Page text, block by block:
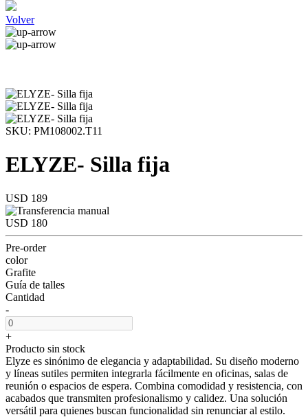
Volver
SKU: PM108002.T11
ELYZE- Silla fija
USD 189
USD 180
Pre-order
color
Grafite
Guía de talles
Cantidad
-
+
Producto sin stock
Elyze es sinónimo de elegancia y adaptabilidad. Su diseño moderno
y líneas sutiles permiten integrarla fácilmente en oficinas, salas de
reunión o espacios de espera. Combina comodidad y resistencia, con
acabados que transmiten profesionalismo y calidez. Una solución
versátil para quienes buscan funcionalidad sin renunciar al estilo.